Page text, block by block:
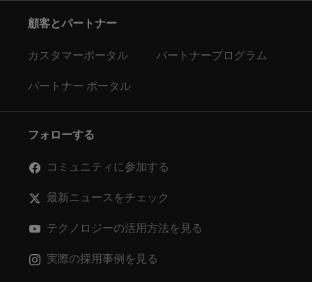
顧客とパートナー
カスタマーポータル パートナープログラム
パートナー ポータル
フォローする
コミュニティに参加する
最新ニュースをチェック
テクノロジーの活用方法を見る
実際の採用事例を見る